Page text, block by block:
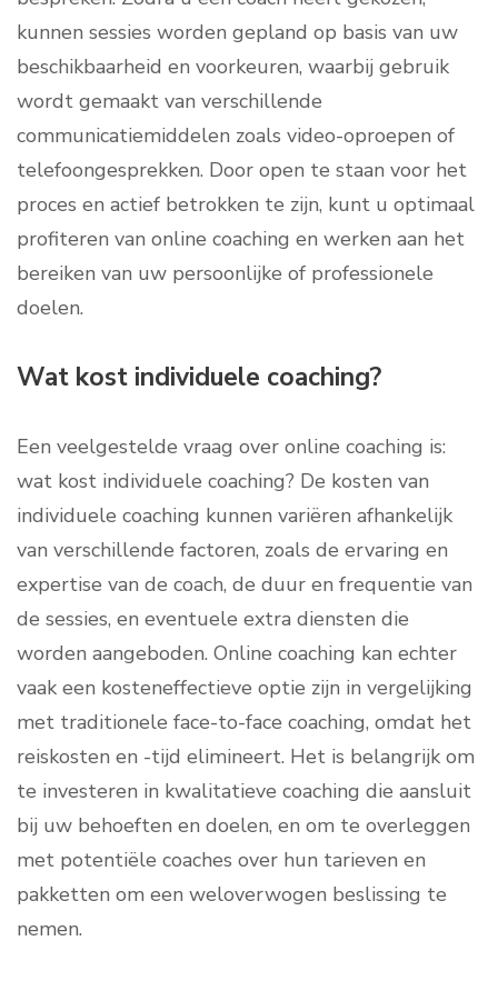
kunnen sessies worden gepland op basis van uw
beschikbaarheid en voorkeuren, waarbij gebruik
wordt gemaakt van verschillende
communicatiemiddelen zoals video-oproepen of
telefoongesprekken. Door open te staan voor het
proces en actief betrokken te zijn, kunt u optimaal
profiteren van online coaching en werken aan het
bereiken van uw persoonlijke of professionele
doelen.
Wat kost individuele coaching?
Een veelgestelde vraag over online coaching is:
wat kost individuele coaching? De kosten van
individuele coaching kunnen variëren afhankelijk
van verschillende factoren, zoals de ervaring en
expertise van de coach, de duur en frequentie van
de sessies, en eventuele extra diensten die
worden aangeboden. Online coaching kan echter
vaak een kosteneffectieve optie zijn in vergelijking
met traditionele face-to-face coaching, omdat het
reiskosten en -tijd elimineert. Het is belangrijk om
te investeren in kwalitatieve coaching die aansluit
bij uw behoeften en doelen, en om te overleggen
met potentiële coaches over hun tarieven en
pakketten om een weloverwogen beslissing te
nemen.